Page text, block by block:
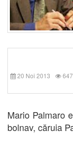
20 Noi 2013
Mario Palmaro
bolnav, căruia